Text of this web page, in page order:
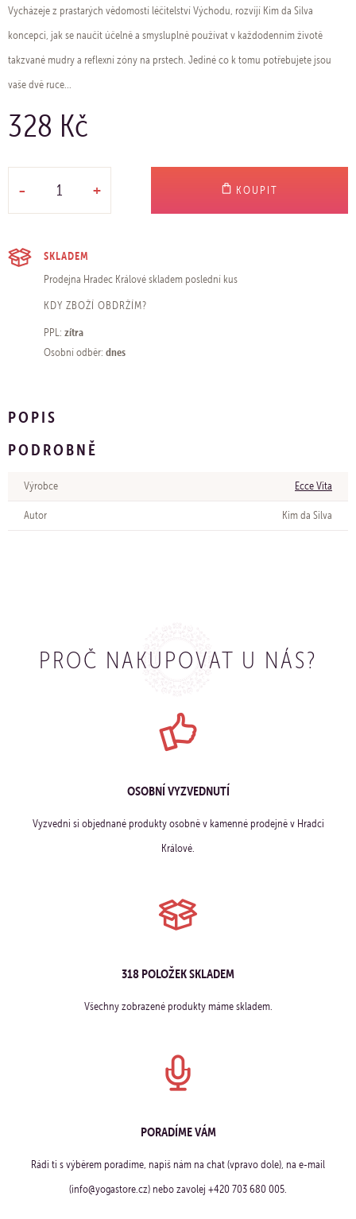
Vycházeje z prastarých vědomostí léčitelství Východu, rozvíjí Kim da Silva
koncepci, jak se naučit účelně a smysluplně používat v každodenním životě
takzvané mudry a reflexní zóny na prstech. Jediné co k tomu potřebujete jsou
vaše dvě ruce...
328 Kč
- + KOUPIT
SKLADEM
Prodejna Hradec Královéskladem poslední kus
KDY ZBOŽÍ OBDRŽÍM?
PPL: zítra
Osobní odběr: dnes
POPIS
PODROBNĚ
Výrobce Ecce Vita
Autor Kim da Silva
PROČ NAKUPOVAT U NÁS?
OSOBNÍ VYZVEDNUTÍ
Vyzvedni si objednané produkty osobně v kamenné prodejně v Hradci
Králové.
318 POLOŽEK SKLADEM
Všechny zobrazené produkty máme skladem.
PORADÍME VÁM
Rádi ti s výběrem poradíme, napiš nám na chat (vpravo dole), na e-mail
(info@yogastore.cz) nebo zavolej +420 703 680 005.